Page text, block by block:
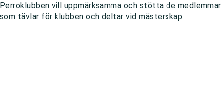
Perroklubben vill uppmärksamma och stötta de medlemmar
som tävlar för klubben och deltar vid mästerskap.